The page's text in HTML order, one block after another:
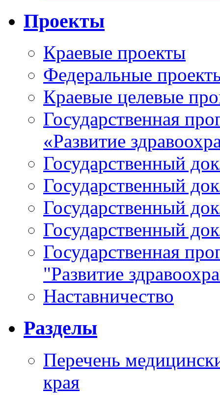
Проекты
Краевые проекты
Федеральные
Краевые целевые
Государственная
«Развитие
Государственный
Государственный
Государственный
Государственный
Государственная
"Развитие
Наставничество
Разделы
Перечень
края